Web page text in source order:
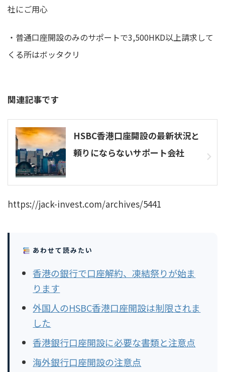
社にご用心
・普通口座開設のみのサポートで3,500HKD以上請求して
くる所はボッタクリ
関連記事です
HSBC香港口座開設の最新状況と
頼りにならないサポート会社
https://jack-invest.com/archives/5441
あわせて読みたい
香港の銀行で口座解約、凍結祭りが始ま
ります
外国人のHSBC香港口座開設は制限されま
した
香港銀行口座開設に必要な書類と注意点
海外銀行口座開設の注意点